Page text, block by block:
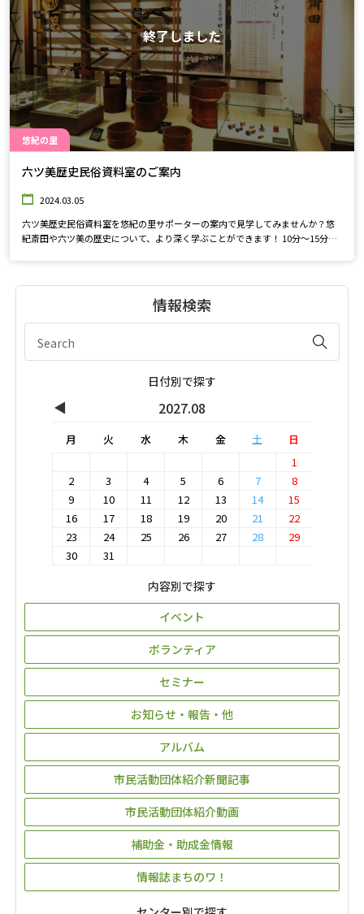
悠紀の里
終了しました
六ツ美歴史民俗資料室のご案内
2024.03.05
六ツ美歴史民俗資料室を悠紀の里サポーターの案内で見学してみませんか？悠
紀斎田や六ツ美の歴史について、より深く学ぶことができます！ 10分～15分で
情報検索
日付別で探す
◀ 2027.08
月 火 水 木 金 土
日
1
2
3 4 5 6 7
8
9
10 11 12 13 14
15
16
17 18 19 20 21
22
23
24 25 26 27 28
29
30
31
内容別で探す
イベント
ボランティア
セミナー
お知らせ・報告・他
アルバム
市民活動団体紹介新聞記事
市民活動団体紹介動画
補助金・助成金情報
情報誌まちのワ！